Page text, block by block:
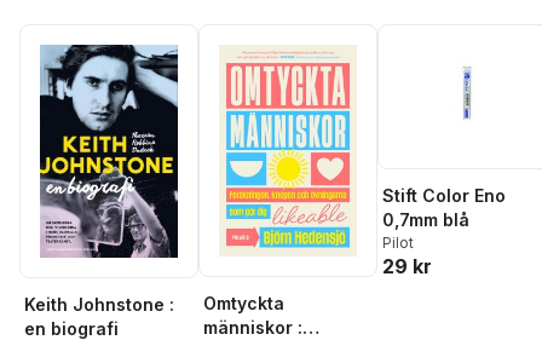
Keith Johnstone :
en biografi
Omtyckta
människor :
Stift Color Eno
0,7mm blå
Pilot
29 kr